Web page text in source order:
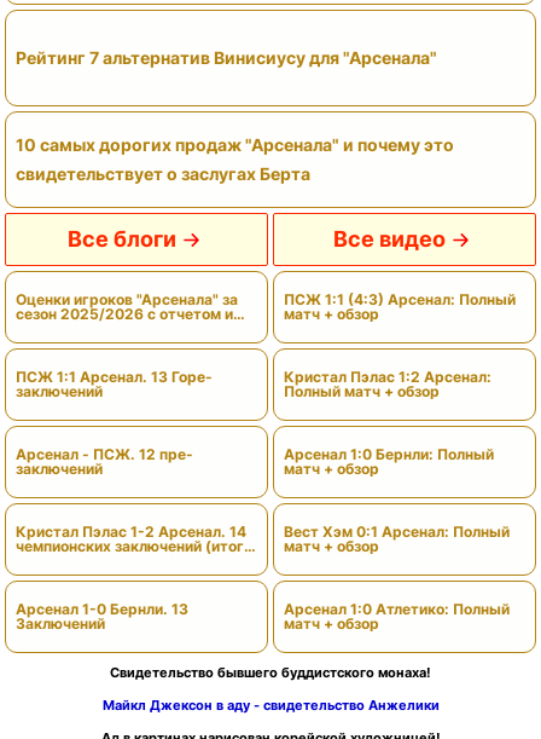
Рейтинг 7 альтернатив Винисиусу для "Арсенала"
10 самых дорогих продаж "Арсенала" и почему это
свидетельствует о заслугах Берта
Все блоги
Оценки игроков "Арсенала" за
сезон 2025/2026 с отчетом и
ПСЖ 1:1 Арсенал. 13 Горе-
заключений
Арсенал - ПСЖ. 12 пре-
заключений
Кристал Пэлас 1-2 Арсенал. 14
чемпионских заключений (итоги
Арсенал 1-0 Бернли. 13
Заключений
Все видео
ПСЖ 1:1 (4:3) Арсенал: Полный
матч + обзор
Кристал Пэлас 1:2 Арсенал:
Полный матч + обзор
Арсенал 1:0 Бернли: Полный
матч + обзор
Вест Хэм 0:1 Арсенал: Полный
матч + обзор
Арсенал 1:0 Атлетико: Полный
матч + обзор
Свидетельство бывшего буддистского монаха!
Майкл Джексон в аду - свидетельство Анжелики